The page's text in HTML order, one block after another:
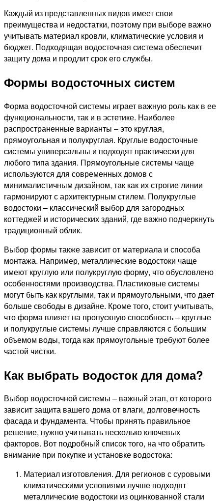
Каждый из представленных видов имеет свои
преимущества и недостатки, поэтому при выборе важно
учитывать материал кровли, климатические условия и
бюджет. Подходящая водосточная система обеспечит
защиту дома и продлит срок его службы.
Формы водосточных систем
Форма водосточной системы играет важную роль как в ее
функциональности, так и в эстетике. Наиболее
распространенные варианты – это круглая,
прямоугольная и полукруглая. Круглые водосточные
системы универсальны и подходят практически для
любого типа здания. Прямоугольные системы чаще
используются для современных домов с
минималистичным дизайном, так как их строгие линии
гармонируют с архитектурным стилем. Полукруглые
водостоки – классический выбор для загородных
коттеджей и исторических зданий, где важно подчеркнуть
традиционный облик.
Выбор формы также зависит от материала и способа
монтажа. Например, металлические водостоки чаще
имеют круглую или полукруглую форму, что обусловлено
особенностями производства. Пластиковые системы
могут быть как круглыми, так и прямоугольными, что дает
больше свободы в дизайне. Кроме того, стоит учитывать,
что форма влияет на пропускную способность – круглые
и полукруглые системы лучше справляются с большим
объемом воды, тогда как прямоугольные требуют более
частой чистки.
Как выбрать водосток для дома?
Выбор водосточной системы – важный этап, от которого
зависит защита вашего дома от влаги, долговечность
фасада и фундамента. Чтобы принять правильное
решение, нужно учитывать несколько ключевых
факторов. Вот подробный список того, на что обратить
внимание при покупке и установке водостока:
Материал изготовления. Для регионов с суровыми
климатическими условиями лучше подходят
металлические водостоки из оцинкованной стали